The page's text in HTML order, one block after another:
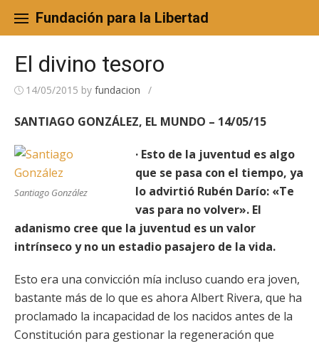
content
Fundación para la Libertad
El divino tesoro
14/05/2015 by fundacion /
SANTIAGO GONZÁLEZ, EL MUNDO – 14/05/15
Santiago González
· Esto de la juventud es algo
que se pasa con el tiempo, ya
lo advirtió Rubén Darío: «Te
vas para no volver». El
adanismo cree que la juventud es un valor
intrínseco y no un estadio pasajero de la vida.
Esto era una convicción mía incluso cuando era joven,
bastante más de lo que es ahora Albert Rivera, que ha
proclamado la incapacidad de los nacidos antes de la
Constitución para gestionar la regeneración que